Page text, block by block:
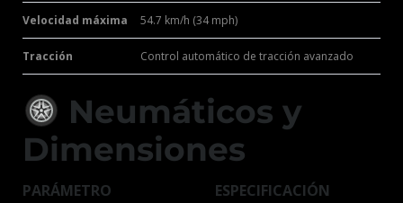
Velocidad máxima 54.7 km/h (34 mph)
Tracción Control automático de tracción avanzado
Neumáticos y
Dimensiones
PARÁMETRO ESPECIFICACIÓN